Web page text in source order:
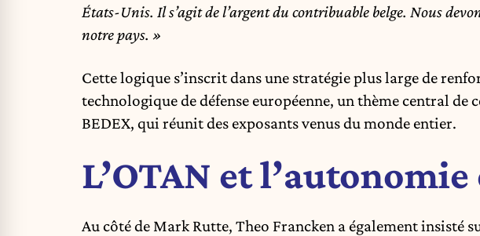
États-Unis. Il s’agit de l’argent du contribuable belge. Nous
notre pays. »
Cette logique s’inscrit dans une stratégie plus large de
technologique de défense européenne, un thème central
BEDEX, qui réunit des exposants venus du monde entier.
L’OTAN et
Au côté de Mark Rutte, Theo Francken a également insisté